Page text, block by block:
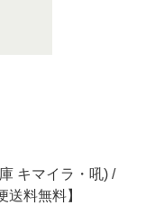
キマイラ・吼) /
料無料】